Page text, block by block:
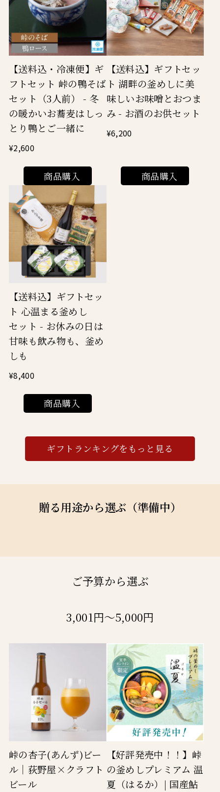
【送料込・冷凍便】ギ
フトセット 峠の鴨そば
セット（3人前） - 冬
の暖かいお蕎麦はしっ
とり鴨とご一緒に
¥2,600
商品購入
【送料込】ギフトセッ
ト 湖畔の釜めしに美
味しいお味噌とおつま
み - お酒のお供セット
¥6,200
商品購入
【送料込】ギフトセッ
ト 心温まる釜めし
セット - お休みの日は
甘味も飲み物も、釜め
しも
¥8,400
商品購入
ギフトランキングをもっと見る
贈る用途から選ぶ（準備中）
ご予算から選ぶ
3,001円～5,000円
峠の杏子(あんず)ビー
ル｜荻野屋×クラフト
ビール
【好評発売中！！】峠
の釜めしプレミアム 温
夏（はるか）| 国産鮎